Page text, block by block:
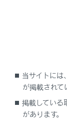
LCAの作動方
システムの
当サイトには
が掲載されて
掲載している
があります。